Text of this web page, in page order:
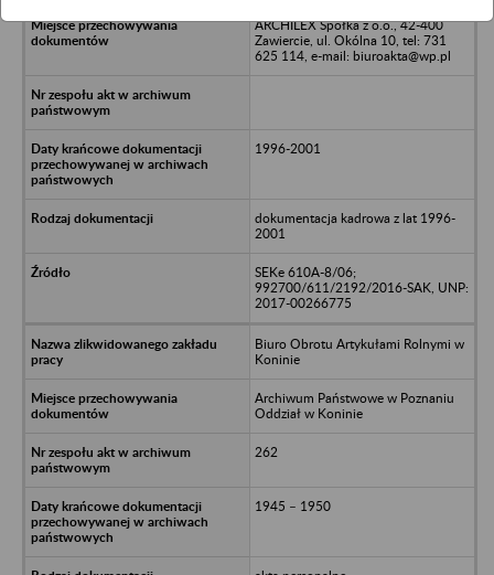
ARCHILEX Spółka z o.o., 42-400
Zawiercie, ul. Okólna 10, tel: 731
625 114, e-mail: biuroakta@wp.pl
1996-2001
dokumentacja kadrowa z lat 1996-
2001
SEKe 610A-8/06;
992700/611/2192/2016-SAK, UNP:
2017-00266775
Biuro Obrotu Artykułami Rolnymi w
Koninie
Archiwum Państwowe w Poznaniu
Oddział w Koninie
262
1945 – 1950